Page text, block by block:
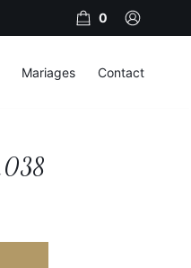
0
Mariages Contact